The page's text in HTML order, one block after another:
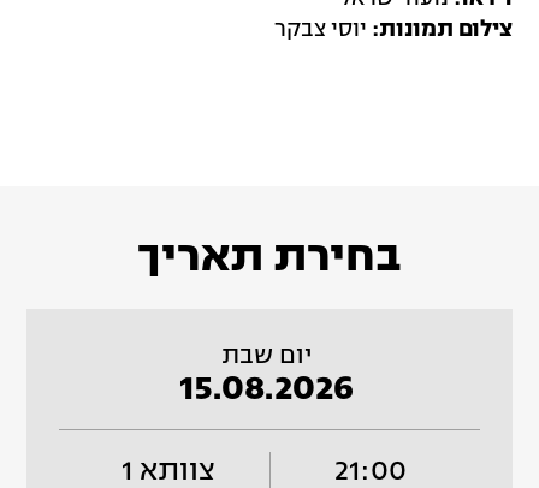
צילום תמונות: יוסי צבקר
בחירת תאריך
יום שבת
15.08.2026
21:00 צוותא 1